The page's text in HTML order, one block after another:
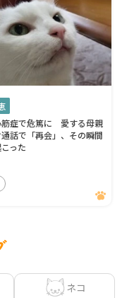
筋症で危篤に 愛する母親
話で「再会」、その瞬間
った
ネコ